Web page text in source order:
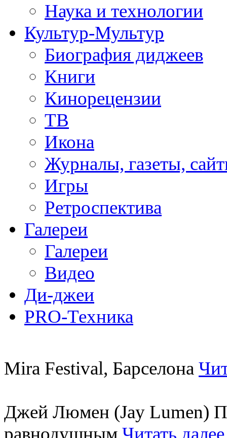
Наука и технологии
Культур-Мультур
Биография диджеев
Книги
Кинорецензии
ТВ
Икона
Журналы, газеты,
Игры
Ретроспектива
Галереи
Галереи
Видео
Ди-джеи
PRO-Техника
Mira Festival, Барселона
Джей Люмен (Jay Lumen)
равнодушным Читать далее